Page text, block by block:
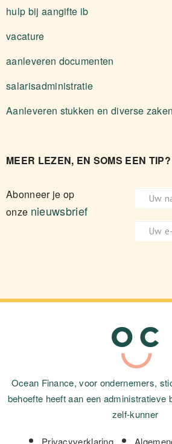
hulp bij aangifte ib
vacature
aanleveren documenten
salarisadministratie
Aanleveren stukken en diverse
MEER LEZEN, EN SOMS EEN TIP?
Abonneer je op
onze nieuwsbrief
Ocean Finance, voor ondernemers,
behoefte heeft aan een administratieve
zelf-kunner
Privacyverklaring